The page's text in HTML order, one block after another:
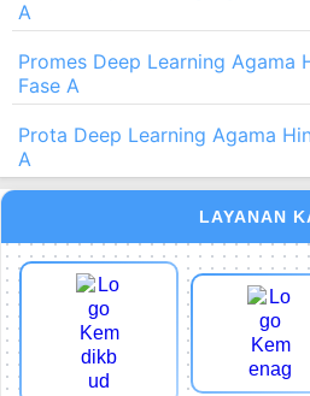
KKTP Deep Learning Agama
A
Promes Deep Learning Agama
Fase A
Prota Deep Learning Agama
LAYANAN